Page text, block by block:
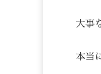
大事
本当